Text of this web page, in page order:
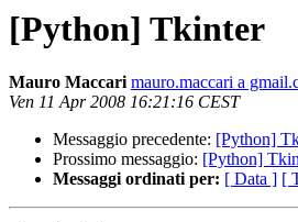
[Python] Tkinter
Mauro Maccari mauro.maccari a
Ven 11 Apr 2008 16:21:16 CEST
Messaggio precedente: [Python]
Prossimo messaggio: [Python]
Messaggi ordinati per: [ Data ] [